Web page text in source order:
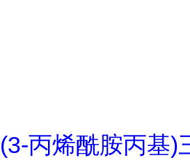
(3-丙烯酰胺丙基)